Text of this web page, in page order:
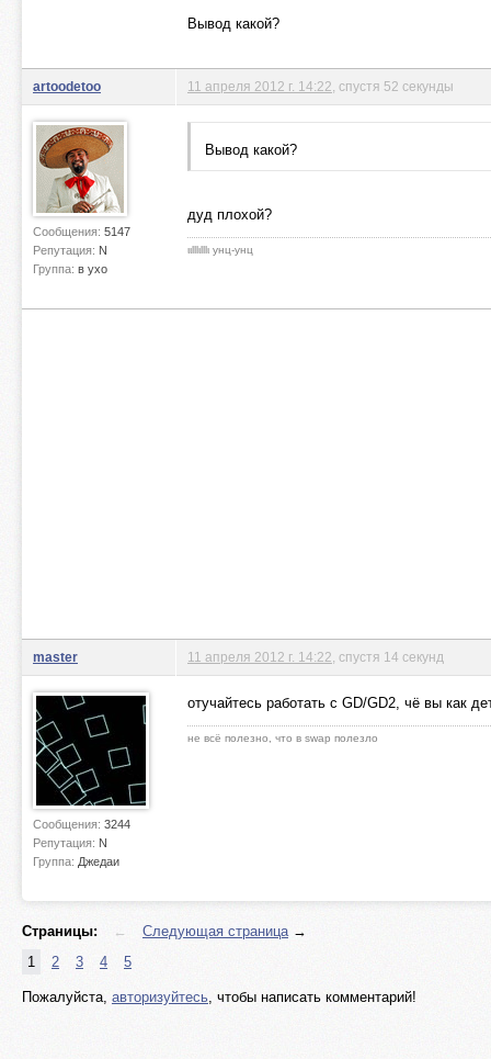
Вывод какой?
artoodetoo
Сообщения: 5147
Репутация: N
Группа: в ухо
11 апреля 2012 г. 14:22 , спустя 52 секунды
Вывод какой?
дуд плохой?
ιιlllιlllι унц-унц
master
Сообщения: 3244
Репутация: N
Группа: Джедаи
11 апреля 2012 г. 14:22 , спустя 14 секунд
отучайтесь работать с GD/GD2, чё вы как
не всё полезно, что в swap полезло
Страницы: ← Следующая страница→
1
2 3 4 5
Пожалуйста, авторизуйтесь, чтобы написать комментарий!